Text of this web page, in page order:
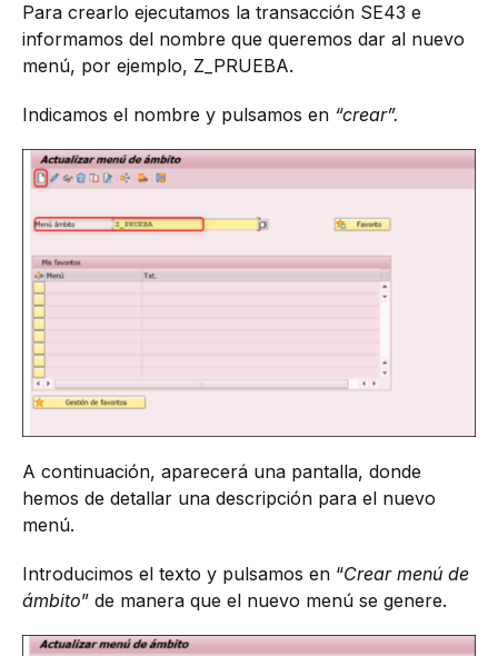
Para crearlo ejecutamos la transacción SE43 e
informamos del nombre que queremos dar al nuevo
menú, por ejemplo, Z_PRUEBA.
Indicamos el nombre y pulsamos en “crear”.
A continuación, aparecerá una pantalla, donde
hemos de detallar una descripción para el nuevo
menú.
Introducimos el texto y pulsamos en “Crear menú de
ámbito” de manera que el nuevo menú se genere.